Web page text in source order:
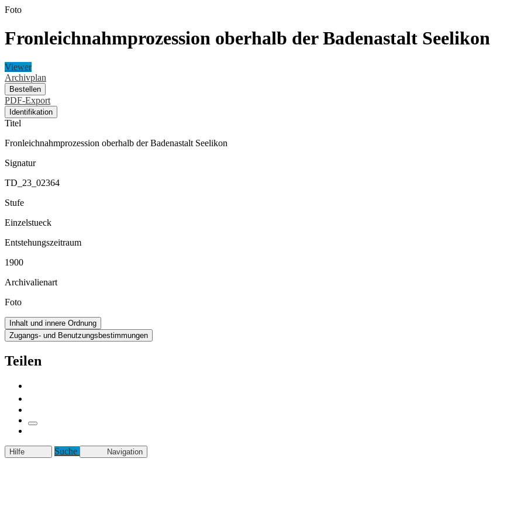
Foto
Fronleichnahmprozession oberhalb der Badenastalt Seelikon
Viewer
Archivplan
Bestellen
PDF-Export
Identifikation
Titel
Fronleichnahmprozession oberhalb der Badenastalt Seelikon
Signatur
TD_23_02364
Stufe
Einzelstueck
Entstehungszeitraum
1900
Archivalienart
Foto
Inhalt und innere Ordnung
Zugangs- und Benutzungsbestimmungen
Teilen
Hilfe Suche Navigation